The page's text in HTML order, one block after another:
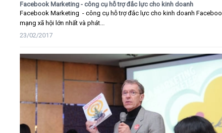
Facebook Marketing - công cụ hỗ trợ đắc lực cho kinh doanh
Facebook Marketing - công cụ hỗ trợ đắc lực cho kinh doanh
mạng xã hội lớn nhất và phát...
23/02/2017